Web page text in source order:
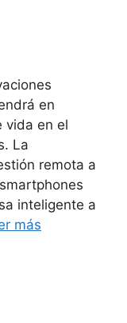
en
vida en el
La
remota a
inteligente a
más